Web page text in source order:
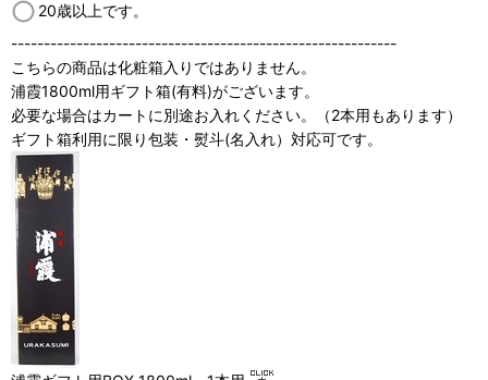
20歳以上です。
-----------------------------------------------------------
こちらの商品は化粧箱入りではありません。
浦霞1800ml用ギフト箱(有料)がございます。
必要な場合はカートに別途お入れください。（2本用もあります）
ギフト箱利用に限り包装・熨斗(名入れ）対応可です。